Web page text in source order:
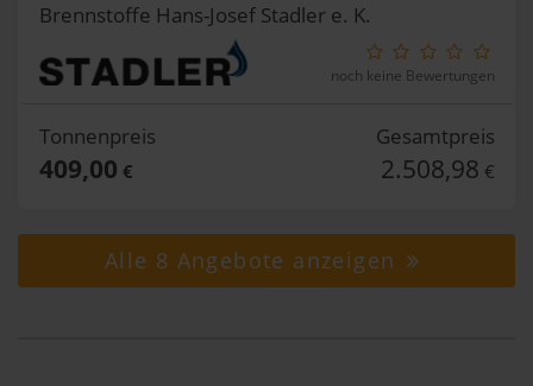
Brennstoffe Hans-Josef Stadler e. K.
noch keine Bewertungen
Tonnenpreis
409,00 €
Gesamtpreis
2.508,98 €
Alle 8 Angebote anzeigen